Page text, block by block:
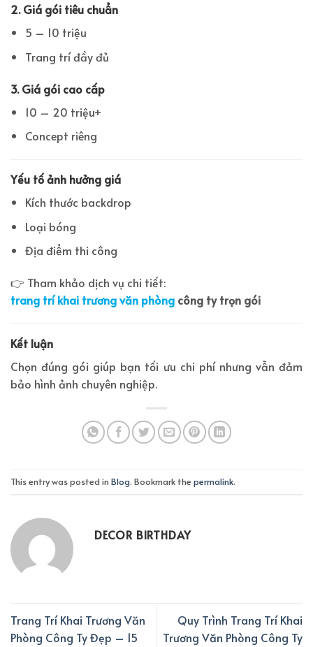
2. Giá gói tiêu chuẩn
5 – 10 triệu
Trang trí đầy đủ
3. Giá gói cao cấp
10 – 20 triệu+
Concept riêng
Yếu tố ảnh hưởng giá
Kích thước backdrop
Loại bóng
Địa điểm thi công
👉 Tham khảo dịch vụ chi tiết:
trang trí khai trương văn phòng công ty trọn gói
Kết luận
Chọn đúng gói giúp bạn tối ưu chi phí nhưng vẫn đảm
bảo hình ảnh chuyên nghiệp.
This entry was posted in Blog. Bookmark the permalink.
DECOR BIRTHDAY
Trang Trí Khai Trương Văn
Phòng Công Ty Đẹp – 15
Quy Trình Trang Trí Khai
Trương Văn Phòng Công Ty